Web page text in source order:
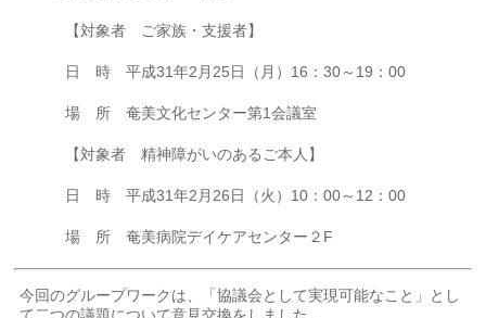
【対象者 ご家族・支援者】
日 時 平成31年2月25日（月）16：30～19：00
場 所 奄美文化センター第1会議室
【対象者 精神障がいのあるご本人】
日 時 平成31年2月26日（火）10：00～12：00
場 所 奄美病院デイケアセンター２F
今回のグループワークは、「協議会として実現可能なこと」とし
て二つの議題について意見交換をしました。